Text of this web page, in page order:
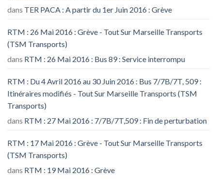
dans TER PACA : A partir du 1er Juin 2016 : Grève
RTM : 26 Mai 2016 : Grève - Tout Sur Marseille Transports
(TSM Transports)
dans RTM : 26 Mai 2016 : Bus 89 : Service interrompu
RTM : Du 4 Avril 2016 au 30 Juin 2016 : Bus 7/7B/7T, 509 :
Itinéraires modifiés - Tout Sur Marseille Transports (TSM
Transports)
dans RTM : 27 Mai 2016 : 7/7B/7T,509 : Fin de perturbation
RTM : 17 Mai 2016 : Grève - Tout Sur Marseille Transports
(TSM Transports)
dans RTM : 19 Mai 2016 : Grève